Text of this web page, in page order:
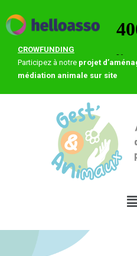
CROWFUNDING
Participez à notre projet
médiation animale sur site